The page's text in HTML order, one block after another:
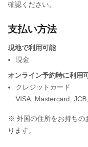
確認ください。
支払い方法
現地で利用可能
現金
オンライン予約時に利用
クレジットカード
VISA Mastercard JCB
※ 外国の住所をお持ちの
ります。